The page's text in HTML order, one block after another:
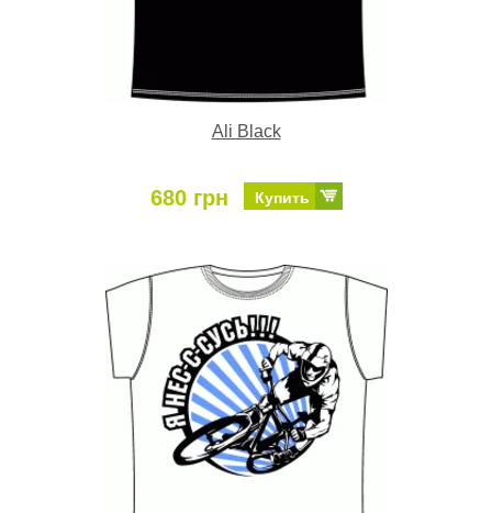
Ali Black
680 грн Купить